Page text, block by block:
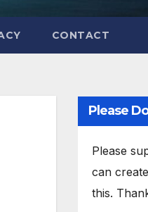
CONTACT
Please
Please
can
this.